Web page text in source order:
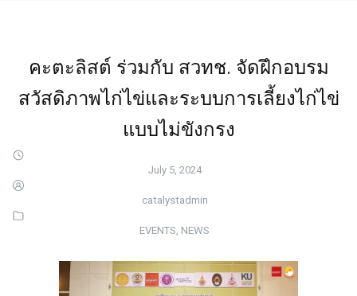
คะตะลิสต์ ร่วมกับ สวทช. จัดฝึกอบรม
สวัสดิภาพไก่ไข่และระบบการเลี้ยงไก่ไข่
แบบไม่ขังกรง
July 5, 2024
catalystadmin
EVENTS, NEWS